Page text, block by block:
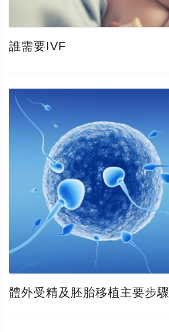
誰需要IVF
體外受精及胚胎移植主要步驟